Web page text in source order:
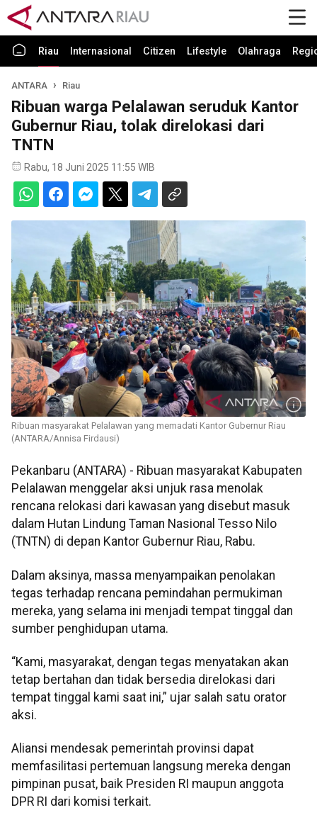
Riau Internasional Citizen Lifestyle Olahraga
ANTARA Riau
Ribuan warga Pelalawan seruduk Kantor
Gubernur Riau, tolak direlokasi dari
TNTN
Rabu, 18 Juni 2025 11:55 WIB
Ribuan masyarakat Pelalawan yang memadati Kantor Gubernur Riau
(ANTARA/Annisa Firdausi)
Pekanbaru (ANTARA) - Ribuan masyarakat Kabupaten
Pelalawan menggelar aksi unjuk rasa menolak
rencana relokasi dari kawasan yang disebut masuk
dalam Hutan Lindung Taman Nasional Tesso Nilo
(TNTN) di depan Kantor Gubernur Riau, Rabu.
Dalam aksinya, massa menyampaikan penolakan
tegas terhadap rencana pemindahan permukiman
mereka, yang selama ini menjadi tempat tinggal dan
sumber penghidupan utama.
“Kami, masyarakat, dengan tegas menyatakan akan
tetap bertahan dan tidak bersedia direlokasi dari
tempat tinggal kami saat ini,” ujar salah satu orator
aksi.
Aliansi mendesak pemerintah provinsi dapat
memfasilitasi pertemuan langsung mereka dengan
pimpinan pusat, baik Presiden RI maupun anggota
DPR RI dari komisi terkait.